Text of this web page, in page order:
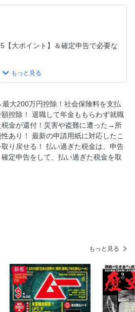
【大ポイント】＆確定申告で必要な
年分の確定申告はここが変わりま
申告をする人のためのよくある質問
告かんたんガイド
ついての確定申告
申告お悩みＱ＆Ａ 基本編
受けるための確定申告
ての確定申告
申告お悩みＱ＆Ａ 控除編
ときの調べ方と相談先
書のまとめ方
もOK！練習用シート
大200万円控除！社会保険料を支払
控除！ 退職して年金ももらわず就職
金が還付！災害や盗難に遭った→所
あり！ 最新の申請用紙に対応したこ
り戻せる！ 払い過ぎた税金は、申告
定申告をして、払い過ぎた税金を取
もっと見る
新着